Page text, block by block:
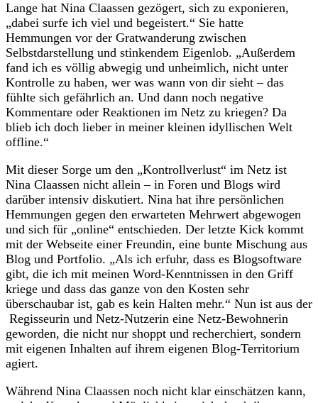
Lange hat Nina Claassen gezögert, sich zu exponieren,
„dabei surfe ich viel und begeistert.“ Sie hatte
Hemmungen vor der Gratwanderung zwischen
Selbstdarstellung und stinkendem Eigenlob. „Außerdem
fand ich es völlig abwegig und unheimlich, nicht unter
Kontrolle zu haben, wer was wann von dir sieht – das
fühlte sich gefährlich an. Und dann noch negative
Kommentare oder Reaktionen im Netz zu kriegen? Da
blieb ich doch lieber in meiner kleinen idyllischen Welt
offline.“
Mit dieser Sorge um den „Kontrollverlust“ im Netz ist
Nina Claassen nicht allein – in Foren und Blogs wird
darüber intensiv diskutiert. Nina hat ihre persönlichen
Hemmungen gegen den erwarteten Mehrwert abgewogen
und sich für „online“ entschieden. Der letzte Kick kommt
mit der Webseite einer Freundin, eine bunte Mischung aus
Blog und Portfolio. „Als ich erfuhr, dass es Blogsoftware
gibt, die ich mit meinen Word-Kenntnissen in den Griff
kriege und dass das ganze von den Kosten sehr
überschaubar ist, gab es kein Halten mehr.“ Nun ist aus der
Regisseurin und Netz-Nutzerin eine Netz-Bewohnerin
geworden, die nicht nur shoppt und recherchiert, sondern
mit eigenen Inhalten auf ihrem eigenen Blog-Territorium
agiert.
Während Nina Claassen noch nicht klar einschätzen kann,